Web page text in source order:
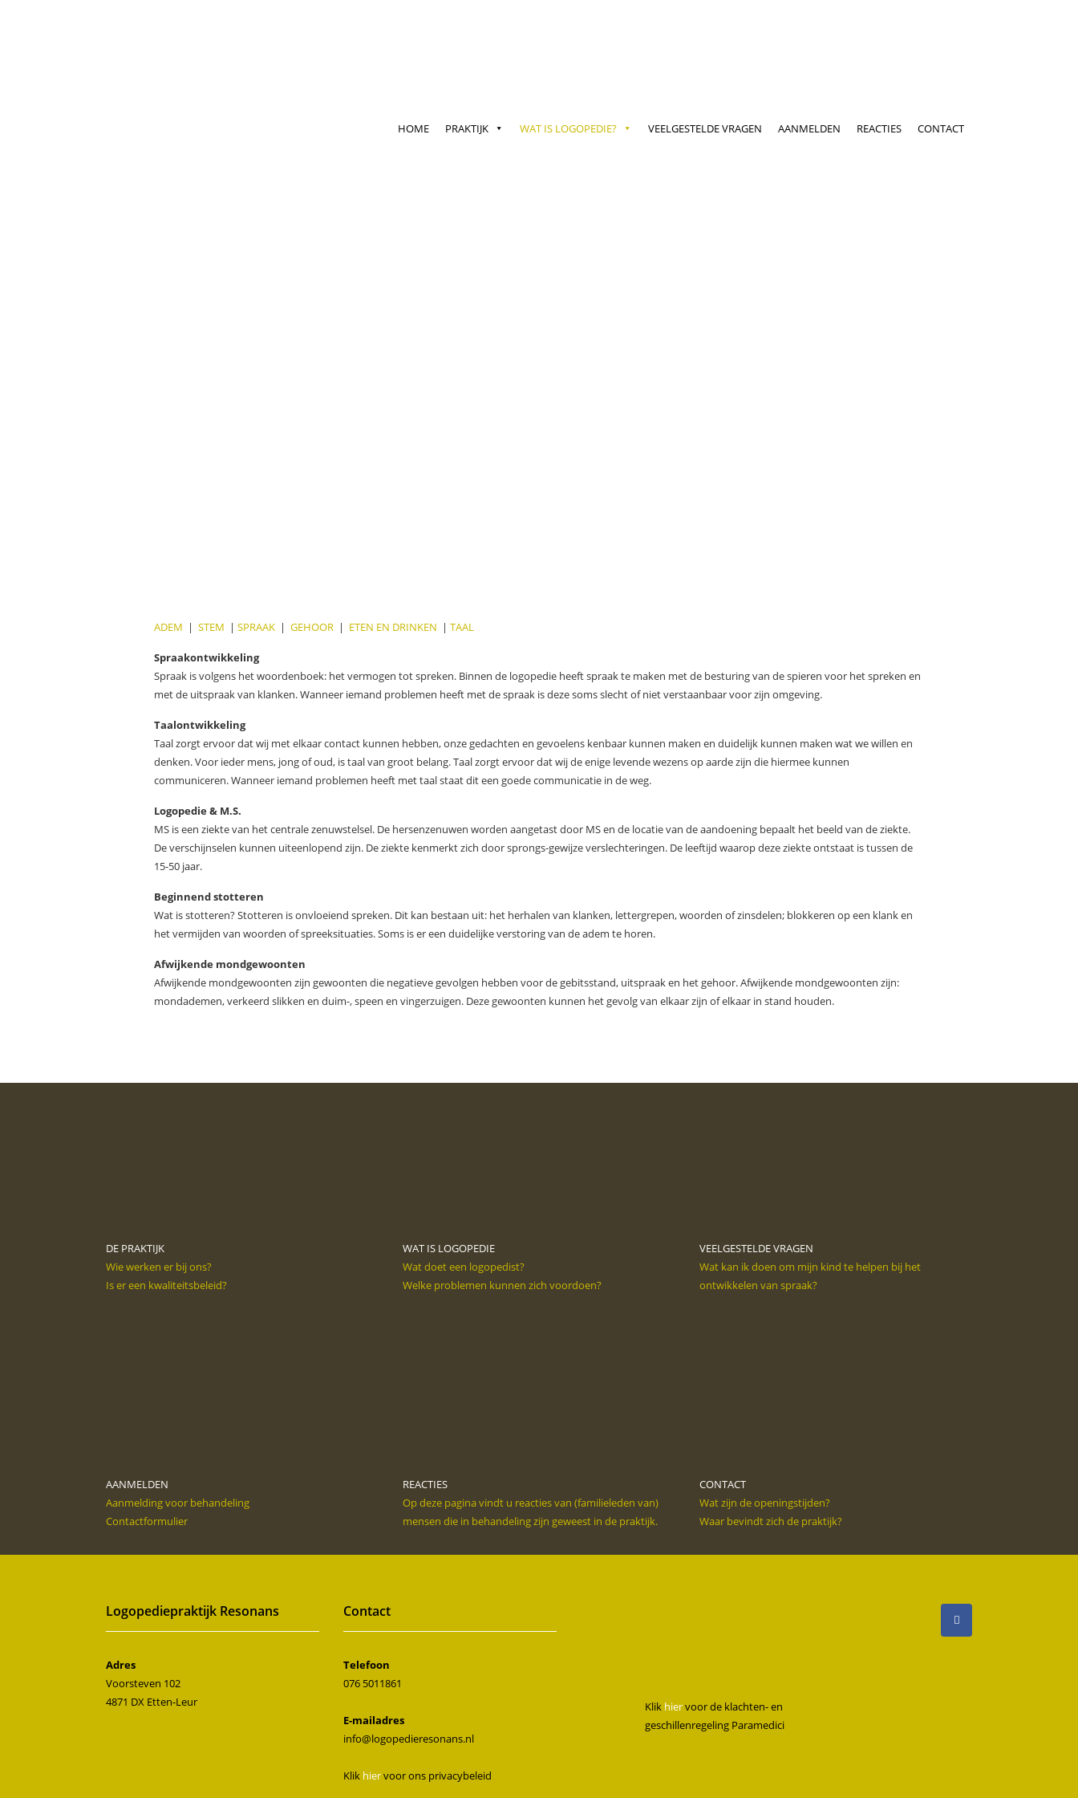
HOME PRAKTIJK WAT IS LOGOPEDIE? VEELGESTELDE VRAGEN AANMELDEN REACTIES CONTACT
ADEM | STEM | SPRAAK | GEHOOR | ETEN EN DRINKEN | TAAL
Spraakontwikkeling
Spraak is volgens het woordenboek: het vermogen tot spreken. Binnen de logopedie heeft spraak te maken met de besturing van de spieren voor het spreken en
met de uitspraak van klanken. Wanneer iemand problemen heeft met de spraak is deze soms slecht of niet verstaanbaar voor zijn omgeving.
Taalontwikkeling
Taal zorgt ervoor dat wij met elkaar contact kunnen hebben, onze gedachten en gevoelens kenbaar kunnen maken en duidelijk kunnen maken wat we willen en
denken. Voor ieder mens, jong of oud, is taal van groot belang. Taal zorgt ervoor dat wij de enige levende wezens op aarde zijn die hiermee kunnen
communiceren. Wanneer iemand problemen heeft met taal staat dit een goede communicatie in de weg.
Logopedie & M.S.
MS is een ziekte van het centrale zenuwstelsel. De hersenzenuwen worden aangetast door MS en de locatie van de aandoening bepaalt het beeld van de ziekte.
De verschijnselen kunnen uiteenlopend zijn. De ziekte kenmerkt zich door sprongs-gewijze verslechteringen. De leeftijd waarop deze ziekte ontstaat is tussen de
15-50 jaar.
Beginnend stotteren
Wat is stotteren? Stotteren is onvloeiend spreken. Dit kan bestaan uit: het herhalen van klanken, lettergrepen, woorden of zinsdelen; blokkeren op een klank en
het vermijden van woorden of spreeksituaties. Soms is er een duidelijke verstoring van de adem te horen.
Afwijkende mondgewoonten
Afwijkende mondgewoonten zijn gewoonten die negatieve gevolgen hebben voor de gebitsstand, uitspraak en het gehoor. Afwijkende mondgewoonten zijn:
mondademen, verkeerd slikken en duim-, speen en vingerzuigen. Deze gewoonten kunnen het gevolg van elkaar zijn of elkaar in stand houden.
DE PRAKTIJK
Wie werken er bij ons?
Is er een kwaliteitsbeleid?
WAT IS LOGOPEDIE
Wat doet een logopedist?
Welke problemen kunnen zich voordoen?
VEELGESTELDE VRAGEN
Wat kan ik doen om mijn kind te helpen bij het
ontwikkelen van spraak?
AANMELDEN
Aanmelding voor behandeling
Contactformulier
REACTIES
Op deze pagina vindt u reacties van (familieleden van)
mensen die in behandeling zijn geweest in de praktijk.
CONTACT
Wat zijn de openingstijden?
Waar bevindt zich de praktijk?
Logopediepraktijk Resonans
Adres
Voorsteven 102
4871 DX Etten-Leur
Contact
Telefoon
076 5011861
E-mailadres
info@logopedieresonans.nl
Klik hiervoor ons privacybeleid
Klik hiervoor de klachten- en
geschillenregeling Paramedici